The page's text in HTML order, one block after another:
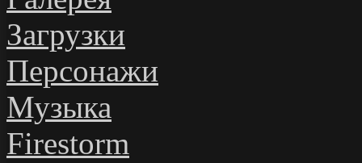
Загрузки
Персонажи
Музыка
Firestorm